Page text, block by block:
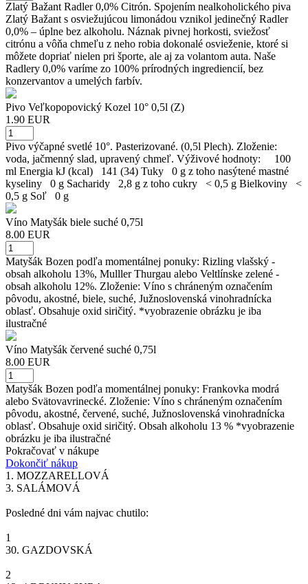
Zlatý Bažant Radler 0,0% Citrón. Spojením nealkoholického piva
Zlatý Bažant s osviežujúcou limonádou vznikol jedinečný Radler
0,0% – úplne bez alkoholu. Náznak pivnej horkosti, sviežosť
citrónu a vôňa chmeľu z neho robia dokonalé osvieženie, ktoré si
môžete dopriať nielen pri športe, ale aj za volantom auta. Naše
Radlery 0,0% varíme zo 100% prírodných ingrediencií, bez
konzervantov a umelých farbív.
Pivo Veľkopopovický Kozel 10° 0,5l (Z)
1.90 EUR
Pivo výčapné svetlé 10°. Pasterizované. (0,5l Plech). Zloženie:
voda, jačmenný slad, upravený chmeľ. Výživové hodnoty: 100
ml Energia kJ (kcal) 141 (34) Tuky 0 g z toho nasýtené mastné
kyseliny 0 g Sacharidy 2,8 g z toho cukry < 0,5 g Bielkoviny <
0,5 g Soľ 0 g
Víno Matyšák biele suché 0,75l
8.00 EUR
Matyšák Bozen podľa momentálnej ponuky: Rizling vlašský -
obsah alkoholu 13%, Mulller Thurgau alebo Veltlínske zelené -
obsah alkoholu 12%. Zloženie: Víno s chráneným označením
pôvodu, akostné, biele, suché, Južnoslovenská vinohradnícka
oblasť. Obsahuje oxid siričitý. *vyobrazenie obrázku je iba
ilustračné
Víno Matyšák červené suché 0,75l
8.00 EUR
Matyšák Bozen podľa momentálnej ponuky: Frankovka modrá
alebo Svätovavrinecké. Zloženie: Víno s chráneným označením
pôvodu, akostné, červené, suché, Južnoslovenská vinohradnícka
oblasť. Obsahuje oxid siričitý. Obsah alkoholu 13 % *vyobrazenie
obrázku je iba ilustračné
Pokračovať v nákupe
Dokončiť nákup
1. MOZZARELLOVÁ
3. SALÁMOVÁ
Posledné dni vám najvac chutilo:
1
30. GAZDOVSKÁ
2